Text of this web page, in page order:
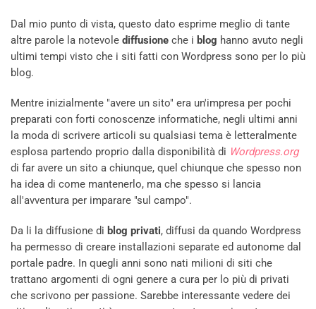
Dal mio punto di vista, questo dato esprime meglio di tante
altre parole la notevole diffusione che i blog hanno avuto negli
ultimi tempi visto che i siti fatti con Wordpress sono per lo più
blog.
Mentre inizialmente "avere un sito" era un'impresa per pochi
preparati con forti conoscenze informatiche, negli ultimi anni
la moda di scrivere articoli su qualsiasi tema è letteralmente
esplosa partendo proprio dalla disponibilità di Wordpress.org
di far avere un sito a chiunque, quel chiunque che spesso non
ha idea di come mantenerlo, ma che spesso si lancia
all'avventura per imparare "sul campo".
Da li la diffusione di blog privati, diffusi da quando Wordpress
ha permesso di creare installazioni separate ed autonome dal
portale padre. In quegli anni sono nati milioni di siti che
trattano argomenti di ogni genere a cura per lo più di privati
che scrivono per passione. Sarebbe interessante vedere dei